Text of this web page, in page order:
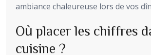
ambiance chaleureuse lors de vos
Où placer les chiffres
cuisine ?